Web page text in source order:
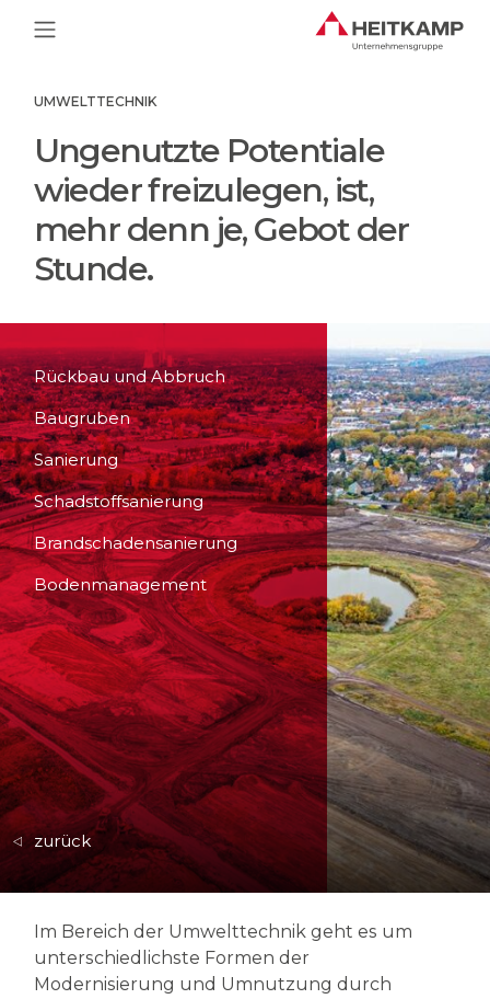
Main Navigation
UMWELTTECHNIK
Ungenutzte Potentiale
wieder freizulegen, ist,
mehr denn je, Gebot der
Stunde.
Rückbau und Abbruch
Baugruben
Sanierung
Schadstoffsanierung
Brandschadensanierung
Bodenmanagement
zurück
Im Bereich der Umwelttechnik geht es um
unterschiedlichste Formen der
Modernisierung und Umnutzung durch